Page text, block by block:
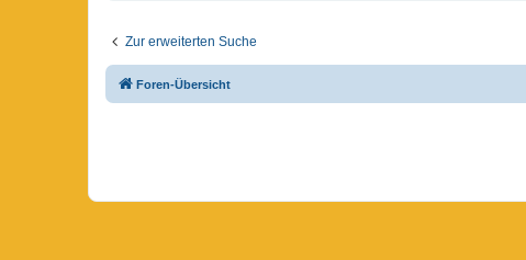
Zur erweiterten Suche
Foren-Übersicht